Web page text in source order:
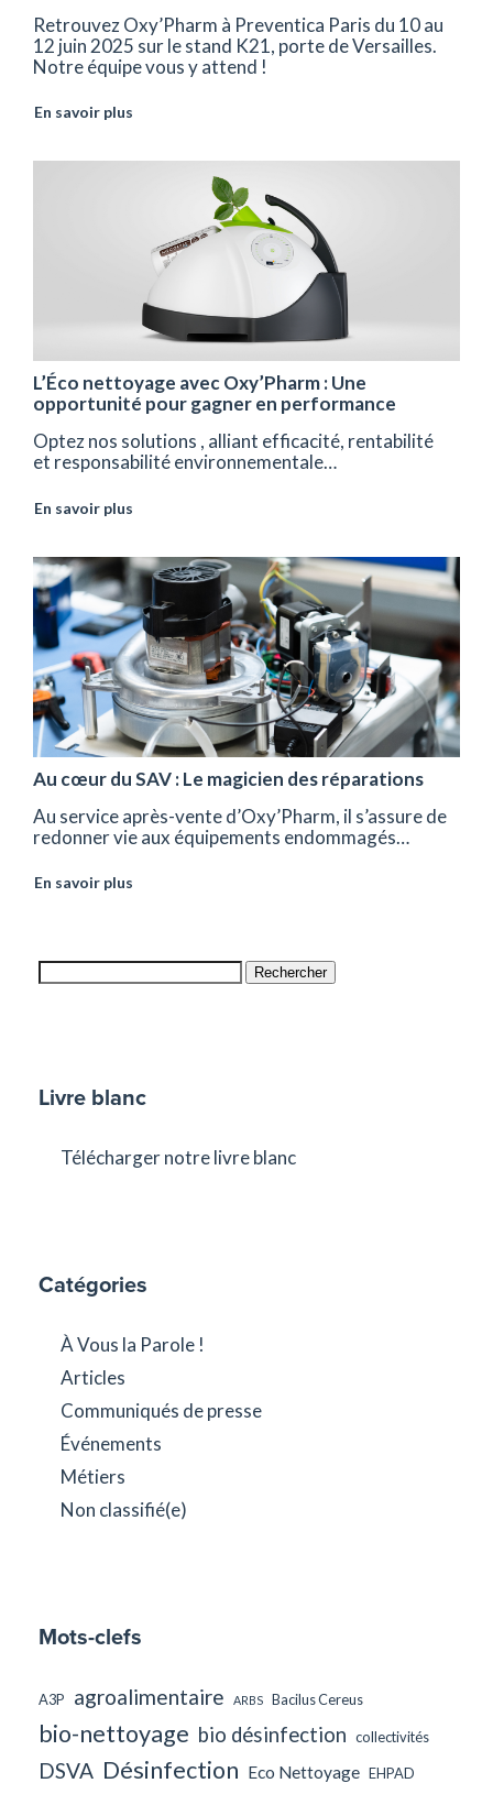
Retrouvez Oxy’Pharm à Preventica Paris du 10 au
12 juin 2025 sur le stand K21, porte de Versailles.
Notre équipe vous y attend !
En savoir plus
L’Éco nettoyage avec Oxy’Pharm : Une
opportunité pour gagner en performance
Optez nos solutions , alliant efficacité, rentabilité
et responsabilité environnementale…
En savoir plus
Au cœur du SAV : Le magicien des réparations
Au service après-vente d’Oxy’Pharm, il s’assure de
redonner vie aux équipements endommagés…
En savoir plus
Rechercher
Livre blanc
Télécharger notre livre blanc
Catégories
À Vous la Parole !
Articles
Communiqués de presse
Événements
Métiers
Non classifié(e)
Mots-clefs
A3P agroalimentaire ARBS Bacilus Cereus
bio-nettoyage bio désinfection collectivités
DSVA Désinfection Eco Nettoyage EHPAD